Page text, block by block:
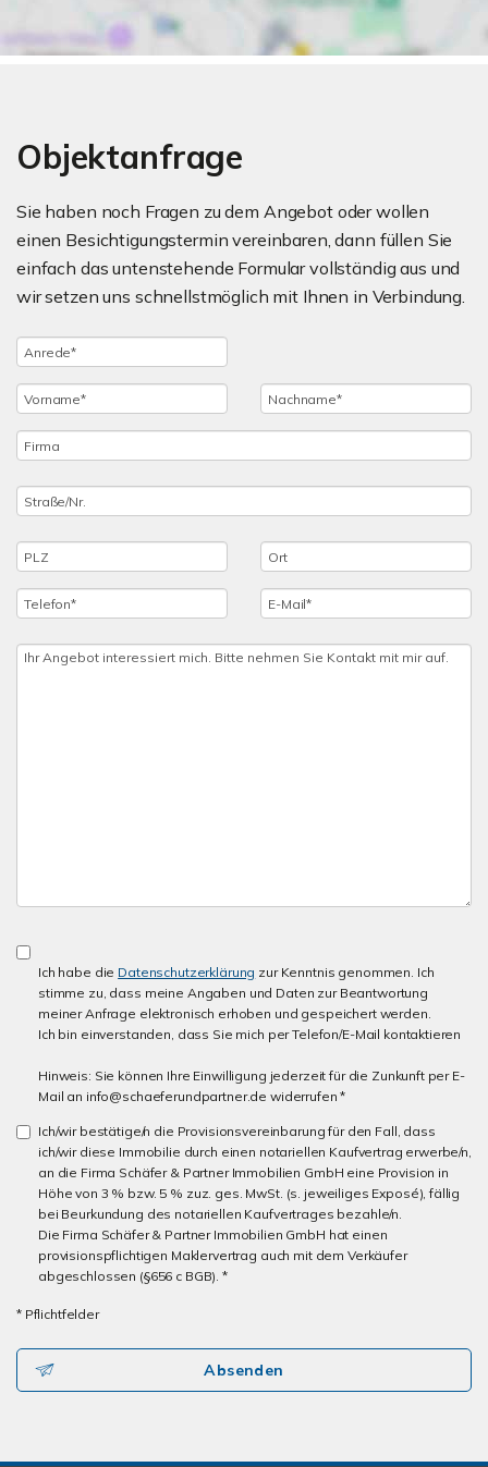
Objektanfrage
Sie haben noch Fragen zu dem Angebot oder wollen
einen Besichtigungstermin vereinbaren, dann füllen Sie
einfach das untenstehende Formular vollständig aus und
wir setzen uns schnellstmöglich mit Ihnen in Verbindung.
Ich habe die Datenschutzerklärung zur Kenntnis genommen. Ich
stimme zu, dass meine Angaben und Daten zur Beantwortung
meiner Anfrage elektronisch erhoben und gespeichert werden.
Ich bin einverstanden, dass Sie mich per Telefon/E-Mail kontaktieren
Hinweis: Sie können Ihre Einwilligung jederzeit für die Zunkunft per E-
Mail an info@schaeferundpartner.de widerrufen *
Ich/wir bestätige/n die Provisionsvereinbarung für den Fall, dass
ich/wir diese Immobilie durch einen notariellen Kaufvertrag erwerbe/n,
an die Firma Schäfer & Partner Immobilien GmbH eine Provision in
Höhe von 3 % bzw. 5 % zuz. ges. MwSt. (s. jeweiliges Exposé), fällig
bei Beurkundung des notariellen Kaufvertrages bezahle/n.
Die Firma Schäfer & Partner Immobilien GmbH hat einen
provisionspflichtigen Maklervertrag auch mit dem Verkäufer
abgeschlossen (§656 c BGB). *
* Pflichtfelder
Absenden